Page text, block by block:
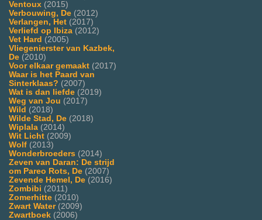
Ventoux (2015)
Verbouwing, De (2012)
Verlangen, Het (2017)
Verliefd op Ibiza (2012)
Vet Hard (2005)
Vliegenierster van Kazbek,
De (2010)
Voor elkaar gemaakt (2017)
Waar is het Paard van
Sinterklaas? (2007)
Wat is dan liefde (2019)
Weg van Jou (2017)
Wild (2018)
Wilde Stad, De (2018)
Wiplala (2014)
Wit Licht (2009)
Wolf (2013)
Wonderbroeders (2014)
Zeven van Daran: De strijd
om Pareo Rots, De (2007)
Zevende Hemel, De (2016)
Zombibi (2011)
Zomerhitte (2010)
Zwart Water(2009)
Zwartboek (2006)